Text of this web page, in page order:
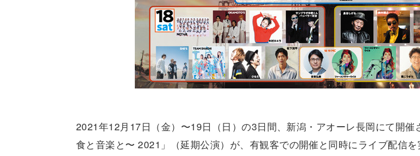
2021年12月17日（金）〜19日（日）の3日間、新潟・アオーレ長岡にて開催
食と音楽と〜 2021」（延期公演）が、有観客での開催と同時にライブ配信を